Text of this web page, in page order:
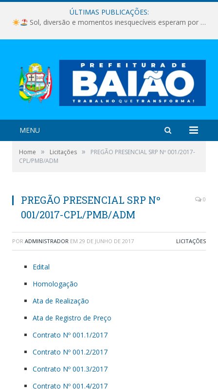
ÚLTIMAS PUBLICAÇÕES:
Sol, diversão e momentos inesquecíveis esperam por você!
MENU
Home » Licitações »
PREGÃO PRESENCIAL SRP Nº 001/2017-
CPL/PMB/ADM
PREGÃO PRESENCIAL SRP Nº
001/2017-CPL/PMB/ADM
0
POR ADMINISTRADOR EM 29 DE JUNHO DE 2017 LICITAÇÕES
Edital
Homologação
Ata de Realização
Ata de Registro de Preço
Contrato Nº 001.1/2017
Contrato Nº 001.2/2017
Contrato Nº 001.3/2017
Contrato Nº 001.4/2017